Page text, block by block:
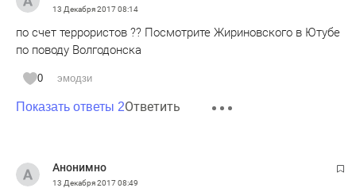
13 Декабря 201708:14
по счет террористов ?? Посмотрите Жириновского в Ютубе
по поводу Волгодонска
0 эмодзи
Показать ответы 2Ответить
Анонимно
13 Декабря 201708:49